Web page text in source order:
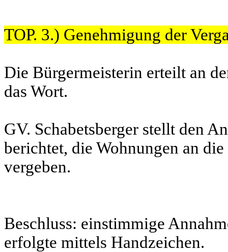
TOP. 3.) Genehmigung der
Die Bürgermeisterin erteilt an
das Wort.
GV. Schabetsberger stellt den
berichtet, die Wohnungen an
vergeben.
Beschluss: einstimmige
erfolgte mittels Handzeichen.